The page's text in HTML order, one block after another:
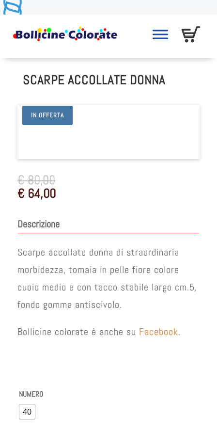
SCARPE ACCOLLATE DONNA
IN OFFERTA
€80,00
€ 64,00
Descrizione
Scarpe accollate donna di straordinaria
morbidezza, tomaia in pelle fiore colore
cuoio medio e con tacco stabile largo cm.5,
fondo gomma antiscivolo.
Bollicine colorate è anche su Facebook.
NUMERO
40